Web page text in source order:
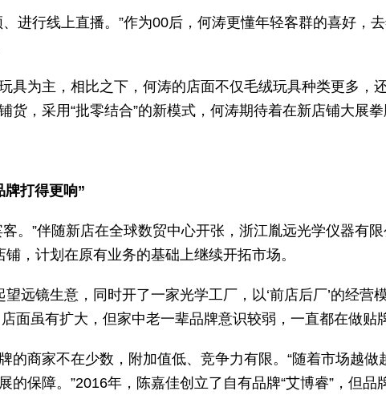
进行线上直播。”作为00后，何涛更懂年轻客群的喜好，
具为主，相比之下，何涛的店面不仅毛绒玩具种类更多，
，采用“批零结合”的新模式，何涛期待着在新店铺大展拳
牌打得更响”
。”伴随新店在全球数贸中心开张，浙江胤远光学仪器有
，计划在原有业务的基础上继续开拓市场。
远镜生意，同时开了一家光学工厂，以‘前店后厂’的经营
面虽有扩大，但家中老一辈品牌意识较弱，一直都在做贴
的商家不在少数，附加值低、竞争力有限。“随着市场越做
保障。”2016年，陈嘉佳创立了自有品牌“艾博睿”，但品